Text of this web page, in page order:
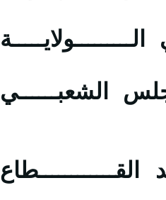
الشعبــــــي